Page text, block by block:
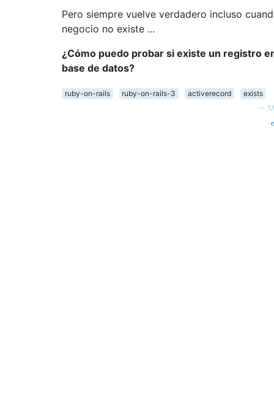
Pero siempre vuelve verdadero incluso
negocio no existe ...
¿Cómo puedo probar si existe un registro
base de datos?
ruby-on-rails ruby-on-rails-3 activerecord
exists
—